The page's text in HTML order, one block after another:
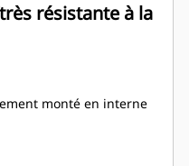
résistante à la
monté en interne